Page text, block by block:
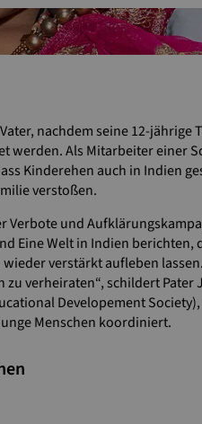
nachdem seine 12-
werden. Als Mitarbeiter einer
Kinderehen auch in Indien
verstoßen.
Verbote und
Eine Welt in Indien berichten,
verstärkt aufleben
verheiraten“, schildert
Developement
Menschen koordiniert.